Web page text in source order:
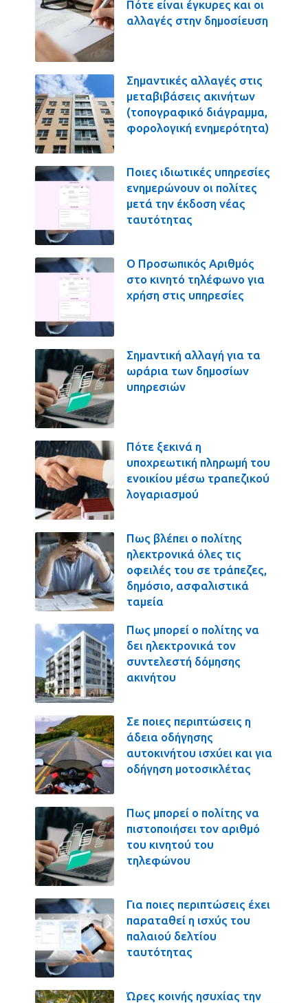
Πότε είναι έγκυρες και οι
αλλαγές στην δημοσίευση
Σημαντικές αλλαγές στις
μεταβιβάσεις ακινήτων
(τοπογραφικό διάγραμμα,
φορολογική ενημερότητα)
Ποιες ιδιωτικές υπηρεσίες
ενημερώνουν οι πολίτες
μετά την έκδοση νέας
ταυτότητας
Ο Προσωπικός Αριθμός
στο κινητό τηλέφωνο για
χρήση στις υπηρεσίες
Σημαντική αλλαγή για τα
ωράρια των δημοσίων
υπηρεσιών
Πότε ξεκινά η
υποχρεωτική πληρωμή του
ενοικίου μέσω τραπεζικού
λογαριασμού
Πως βλέπει ο πολίτης
ηλεκτρονικά όλες τις
οφειλές του σε τράπεζες,
δημόσιο, ασφαλιστικά
ταμεία
Πως μπορεί ο πολίτης να
δει ηλεκτρονικά τον
συντελεστή δόμησης
ακινήτου
Σε ποιες περιπτώσεις η
άδεια οδήγησης
αυτοκινήτου ισχύει και για
οδήγηση μοτοσικλέτας
Πως μπορεί ο πολίτης να
πιστοποιήσει τον αριθμό
του κινητού του
τηλεφώνου
Για ποιες περιπτώσεις έχει
παραταθεί η ισχύς του
παλαιού δελτίου
ταυτότητας
Ώρες κοινής ησυχίας την